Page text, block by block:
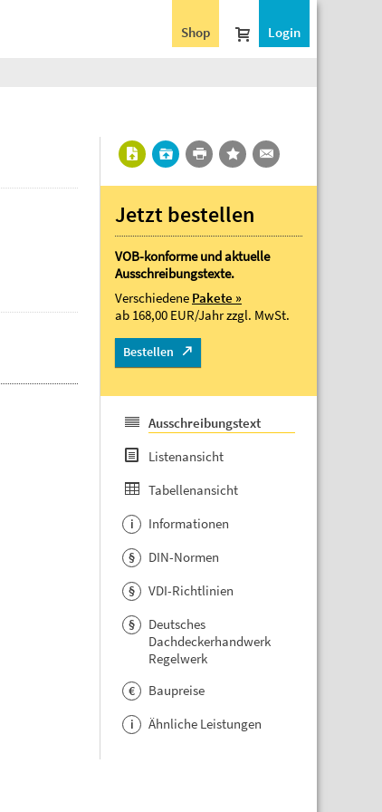
Login
Shop
Jetzt bestellen
VOB-konforme und aktuelle
Ausschreibungstexte.
Verschiedene Pakete »
ab 168,00 EUR/Jahrzzgl. MwSt.
Bestellen
Ausschreibungstext
Listenansicht
Tabellenansicht
i Informationen
§ DIN-Normen
§ VDI-Richtlinien
§
Deutsches
Dachdeckerhandwerk
Regelwerk
€ Baupreise
i Ähnliche Leistungen